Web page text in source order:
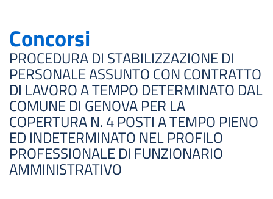
Concorsi
PROCEDURA DI STABILIZZAZIONE DI
PERSONALE ASSUNTO CON CONTRATTO
DI LAVORO A TEMPO DETERMINATO DAL
COMUNE DI GENOVA PER LA
COPERTURA N. 4 POSTI A TEMPO PIENO
ED INDETERMINATO NEL PROFILO
PROFESSIONALE DI FUNZIONARIO
AMMINISTRATIVO